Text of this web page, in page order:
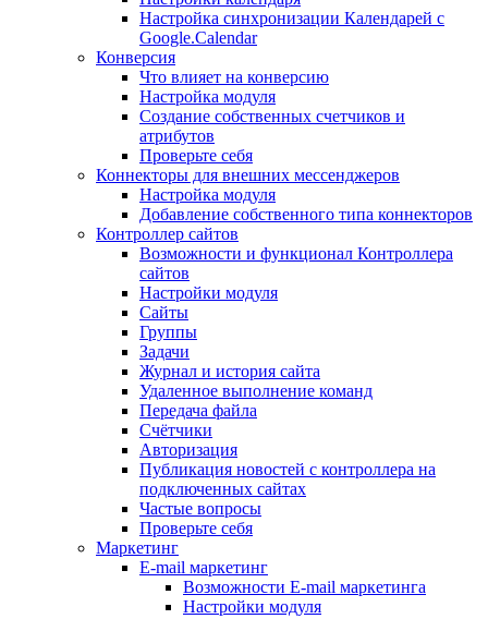
Настройка синхронизации Календарей с
Google.Calendar
Конверсия
Что влияет на конверсию
Настройка модуля
Создание собственных счетчиков и
атрибутов
Проверьте себя
Коннекторы для внешних мессенджеров
Настройка модуля
Добавление собственного типа коннекторов
Контроллер сайтов
Возможности и функционал Контроллера
сайтов
Настройки модуля
Сайты
Группы
Задачи
Журнал и история сайта
Удаленное выполнение команд
Передача файла
Счётчики
Авторизация
Публикация новостей с контроллера на
подключенных сайтах
Частые вопросы
Проверьте себя
Маркетинг
E-mail маркетинг
Возможности E-mail маркетинга
Настройки модуля